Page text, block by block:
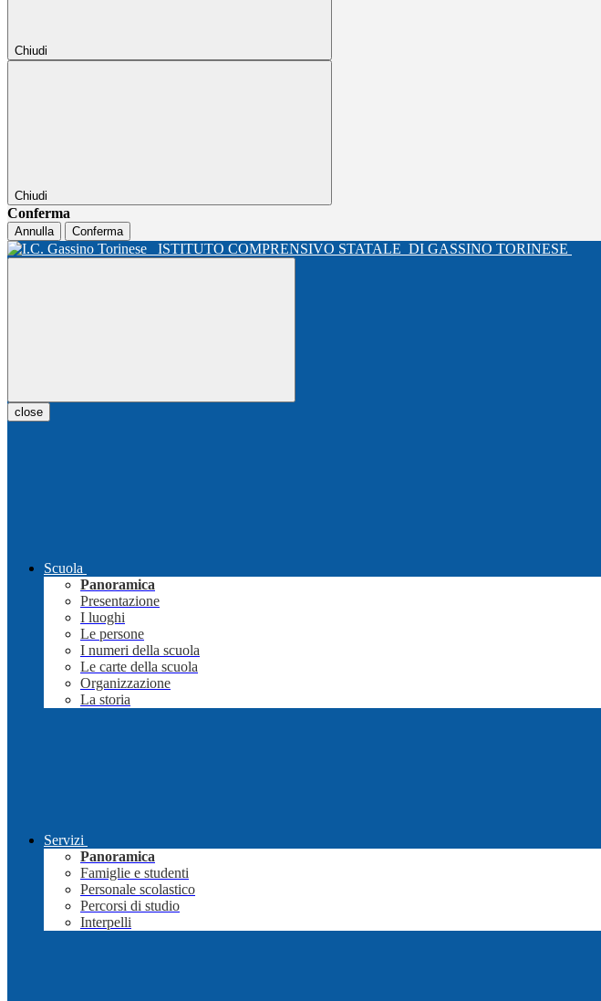
Chiudi
Chiudi
Conferma
Annulla Conferma
ISTITUTO COMPRENSIVO STATALE DI GASSINO TORINESE
close
Scuola
Panoramica
Presentazione
I luoghi
Le persone
I numeri della scuola
Le carte della scuola
Organizzazione
La storia
Servizi
Panoramica
Famiglie e studenti
Personale scolastico
Percorsi di studio
Interpelli